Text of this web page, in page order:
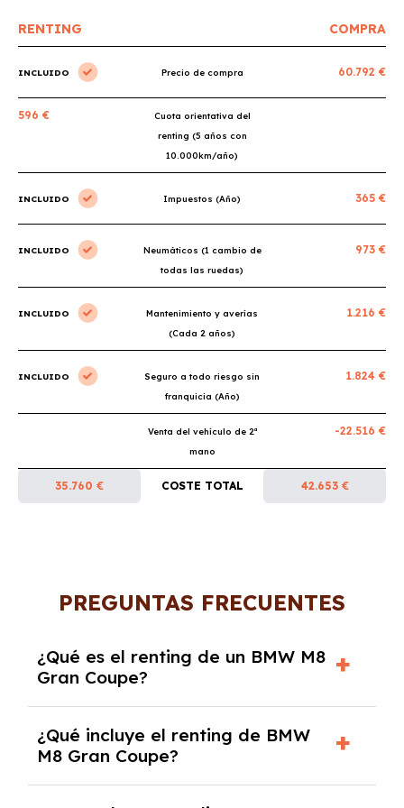
RENTING COMPRA
INCLUIDO Precio de compra 60.792 €
596 €
Cuota orientativa del
renting (5 años con
10.000km/año)
INCLUIDO Impuestos (Año) 365 €
INCLUIDO
Neumáticos (1 cambio de
todas las ruedas)
973 €
INCLUIDO
Mantenimiento y averías
(Cada 2 años)
1.216 €
INCLUIDO
Seguro a todo riesgo sin
franquicia (Año)
1.824 €
Venta del vehículo de 2ª
mano
-22.516 €
35.760 € COSTE TOTAL 42.653 €
PREGUNTAS FRECUENTES
¿Qué es el renting de un BMW M8
Gran Coupe?
contrato de alquiler a largo plazo en el que
pagas una cuota mensual fija por el uso del
coche durante un periodo determinado,
generalmente entre 2 y 5 años.
¿Qué incluye el renting de BMW
M8 Gran Coupe?